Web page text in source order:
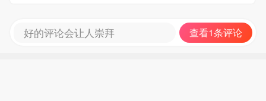
好的评论会让人崇拜 查看1条评论